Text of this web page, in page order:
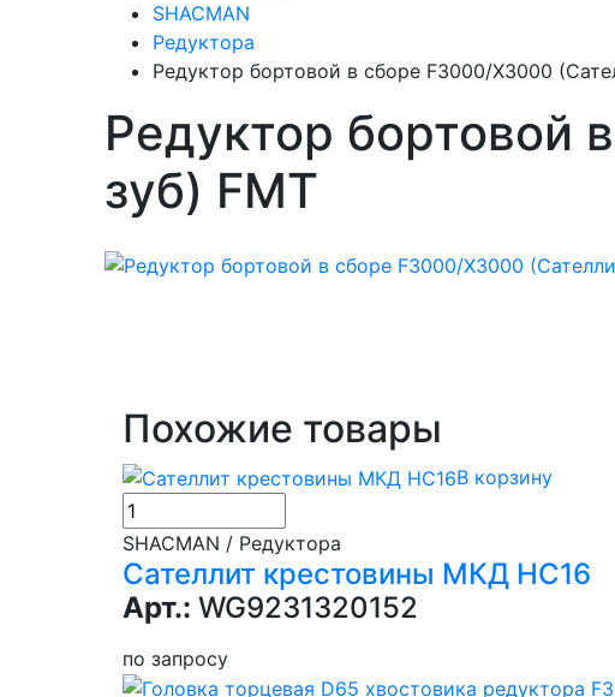
SHACMAN
Редуктора
Редуктор бортовой в сборе F3000/Х3000
Редуктор бортовой
зуб) FMT
Похожие товары
В корзину
SHACMAN / Редуктора
Сателлит крестовины МКД НС16
Арт.: WG9231320152
по запросу